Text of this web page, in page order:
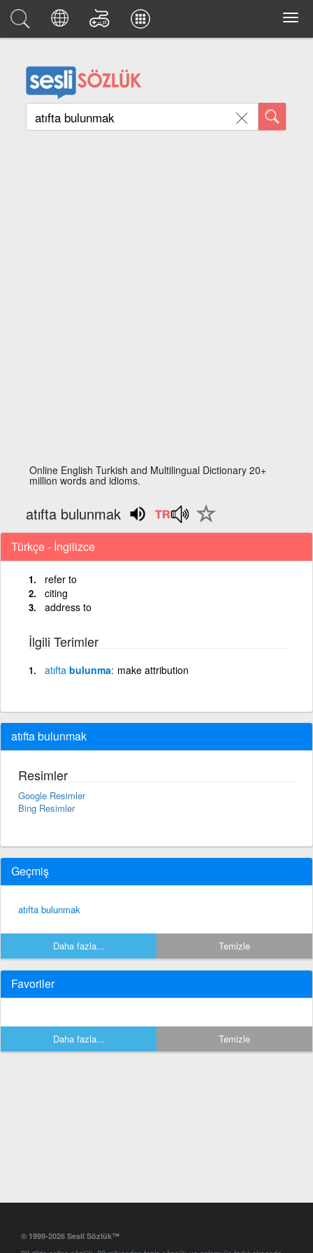
Online English Turkish and Multilingual Dictionary 20+
million words and idioms.
atıfta bulunmak
Türkçe - İngilizce
refer to
citing
address to
İlgili Terimler
atıfta bulunma make attribution
atıfta bulunmak
Resimler
Google Resimler
Bing Resimler
Geçmiş
atıfta bulunmak
Daha fazla... Temizle
Favoriler
Daha fazla... Temizle
© 1999-2026 Sesli Sözlük™